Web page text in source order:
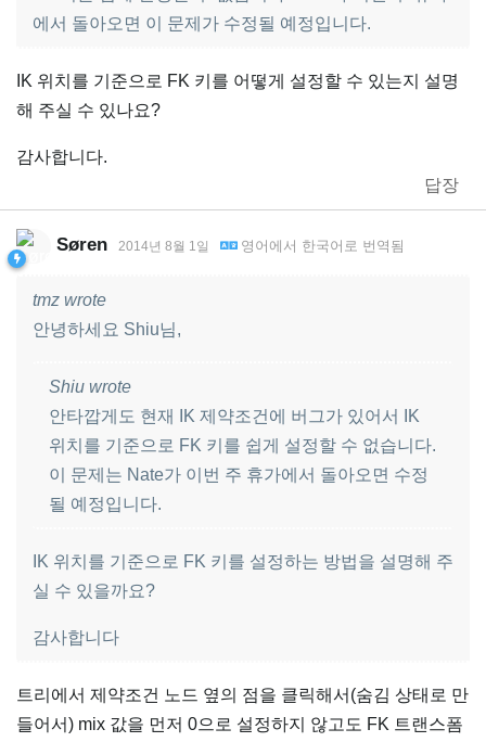
에서 돌아오면 이 문제가 수정될 예정입니다.
IK 위치를 기준으로 FK 키를 어떻게 설정할 수 있는지 설명
해 주실 수 있나요?
감사합니다.
답장
Søren 2014년 8월 1일 영어 에서 한국어 로 번역됨
tmz wrote
안녕하세요 Shiu님,
Shiu wrote
안타깝게도 현재 IK 제약조건에 버그가 있어서 IK
위치를 기준으로 FK 키를 쉽게 설정할 수 없습니다.
이 문제는 Nate가 이번 주 휴가에서 돌아오면 수정
될 예정입니다.
IK 위치를 기준으로 FK 키를 설정하는 방법을 설명해 주
실 수 있을까요?
감사합니다
트리에서 제약조건 노드 옆의 점을 클릭해서(숨김 상태로 만
들어서) mix 값을 먼저 0으로 설정하지 않고도 FK 트랜스폼